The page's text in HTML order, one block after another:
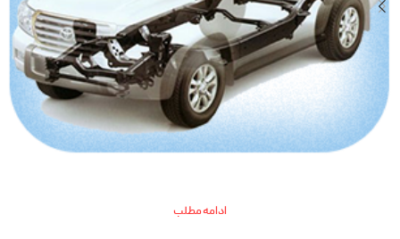
ادامه مطلب